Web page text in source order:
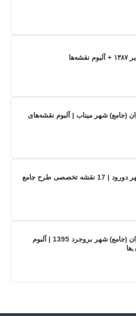
(جامع) شهر میناب | آلبوم نقشه‌های
دانلود آلبوم نقشه‌های طرح جامع شهر دورود | 17 نقشه تخصصی طرح جامع
دانلود نقشه‌های طرح توسعه و عمران (جامع) شهر بروجرد 1395 | آلبوم